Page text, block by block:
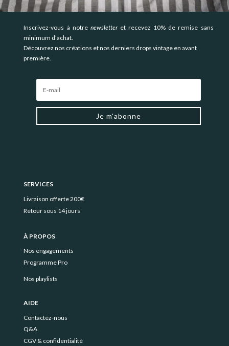
Inscrivez-vous à notre newsletteret recevez 10% de remise sans
minimum d’achat.
Découvrez nos créations et nos derniers drops vintage en avant
première.
Je m'abonne
SERVICES
Livraison offerte 200€
Retour sous 14 jours
À PROPOS
Nos engagements
Programme Pro
Nos playlists
AIDE
Contactez-nous
Q&A
CGV & confidentialité